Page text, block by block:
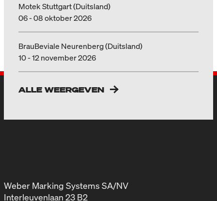
Motek Stuttgart (Duitsland)
06 - 08 oktober 2026
BrauBeviale Neurenberg (Duitsland)
10 - 12 november 2026
ALLE WEERGEVEN
Weber Marking Systems SA/NV
Interleuvenlaan 23 B2